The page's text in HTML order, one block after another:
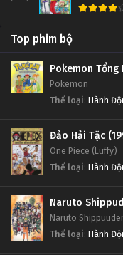
Top phim bộ
Pokemon Tổng
Pokemon
Thể loại: Hành
Đảo Hải Tặc
One Piece (Luffy)
Thể loại: Hành
Naruto
Naruto
Thể loại: Hành